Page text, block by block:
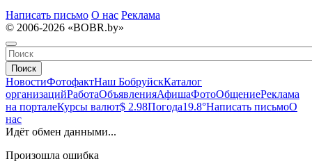
Написать письмо О нас Реклама
© 2006-2026 «BOBR.by»
Поиск
НовостиФотофактНаш БобруйскКаталог
организацийРаботаОбъявленияАфишаФотоОбщениеРеклама
на порталеКурсы валют$ 2.98Погода19.8°Написать письмоО
нас
Идёт обмен данными...
Произошла ошибка